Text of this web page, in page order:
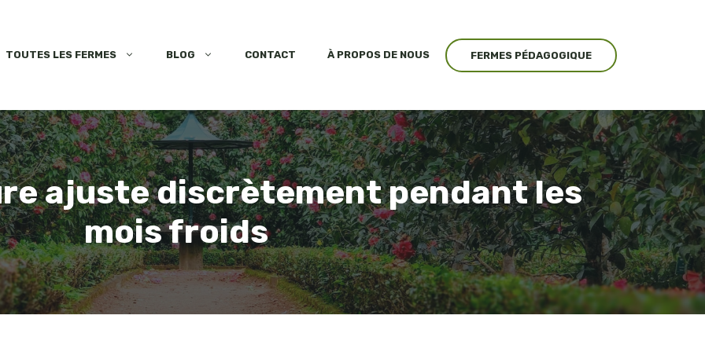
TOUTES LES FERMES BLOG CONTACT À PROPOS DE NOUS FERMES PÉDAGOGIQUE
ajuste discrètement pendant les
mois froids